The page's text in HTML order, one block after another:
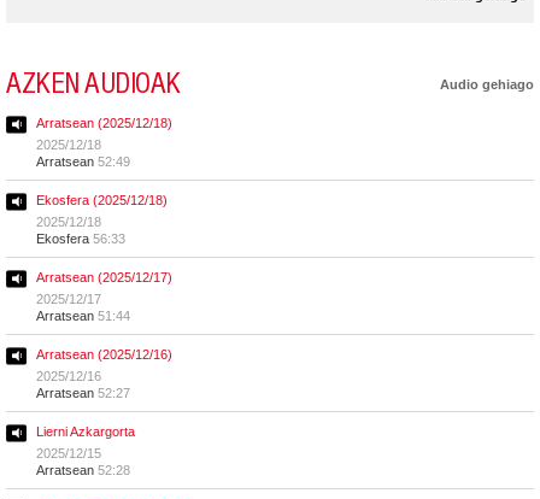
AZKEN AUDIOAK Audio gehiago
Arratsean (2025/12/18)
2025/12/18
Arratsean 52:49
Ekosfera (2025/12/18)
2025/12/18
Ekosfera 56:33
Arratsean (2025/12/17)
2025/12/17
Arratsean 51:44
Arratsean (2025/12/16)
2025/12/16
Arratsean 52:27
Lierni Azkargorta
2025/12/15
Arratsean 52:28